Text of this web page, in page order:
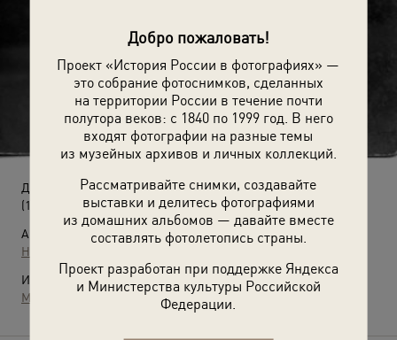
Добро пожаловать!
Проект «История России в фотографиях» —
это собрание фотоснимков, сделанных
на территории России в течение почти
полутора веков: с 1840 по 1999 год. В него
входят фотографии на разные темы
из музейных архивов и личных коллекций.
Рассматривайте снимки, создавайте
выставки и делитесь фотографиями
из домашних альбомов — давайте вместе
составлять фотолетопись страны.
Проект разработан при поддержке Яндекса
и Министерства культуры Российской
Федерации.
Девушка в крестьянском костюме с коромыслом
(1916 год)
Автор:
Неизвестный автор
Источники:
МАММ / МДФ